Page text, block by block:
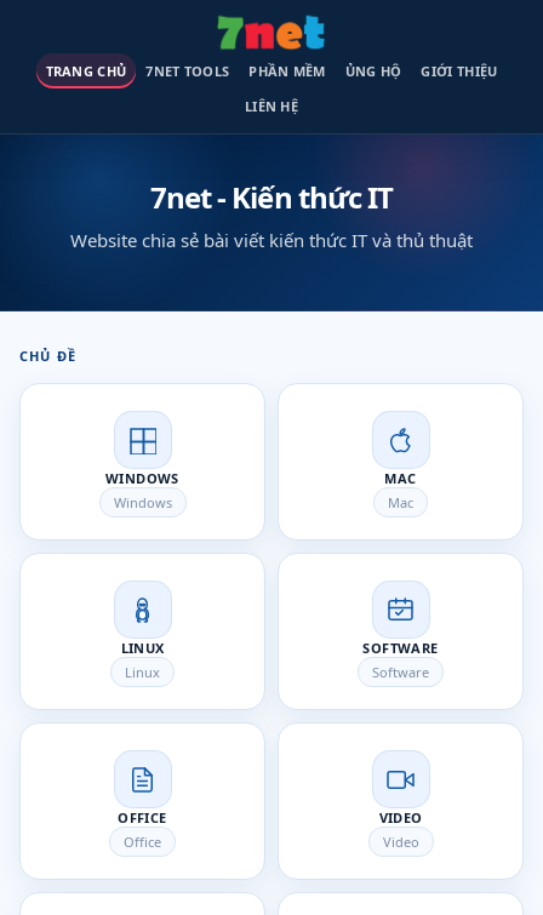
TRANG CHỦ 7NET TOOLS PHẦN MỀM ỦNG HỘ
GIỚI THIỆU
LIÊN HỆ
7net - Kiến thức IT
Website chia sẻ bài viết kiến thức IT và thủ thuật
CHỦ ĐỀ
WINDOWS
Windows
MAC
Mac
LINUX
Linux
SOFTWARE
Software
OFFICE
Office
VIDEO
Video